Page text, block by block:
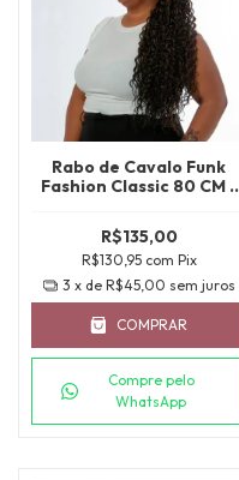
Rabo de Cavalo Funk
Fashion Classic 80 CM -
R$135,00
R$130,95 com Pix
3 x de R$45,00 sem juros
COMPRAR
Compre pelo
WhatsApp